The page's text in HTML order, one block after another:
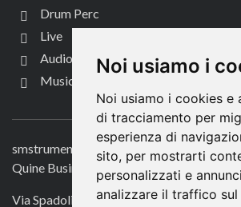
Noi usiamo i
Noi usiamo i cookies e
di tracciamento per
esperienza di
sito, per mostrarti
personalizzati e
analizzare il traffico
Drum Perc
Live
Audio per video
Music Life
CONTATTACI
smstrumentimusicali.it
Quine Business Publisher
Via Spadolini 7